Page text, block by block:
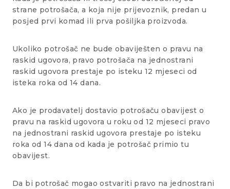
strane potrošača, a koja nije prijevoznik, predan u
posjed prvi komad ili prva pošiljka proizvoda.
Ukoliko potrošač ne bude obaviješten o pravu na
raskid ugovora, pravo potrošača na jednostrani
raskid ugovora prestaje po isteku 12 mjeseci od
isteka roka od 14 dana.
Ako je prodavatelj dostavio potrošaču obavijest o
pravu na raskid ugovora u roku od 12 mjeseci pravo
na jednostrani raskid ugovora prestaje po isteku
roka od 14 dana od kada je potrošač primio tu
obavijest.
Da bi potrošač mogao ostvariti pravo na jednostrani